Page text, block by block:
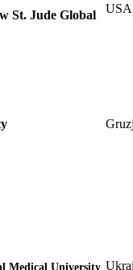
St. Jude Global
USA
Medical University